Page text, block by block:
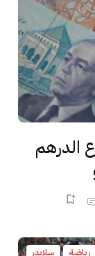
الدرهم
رياضة سلايدر